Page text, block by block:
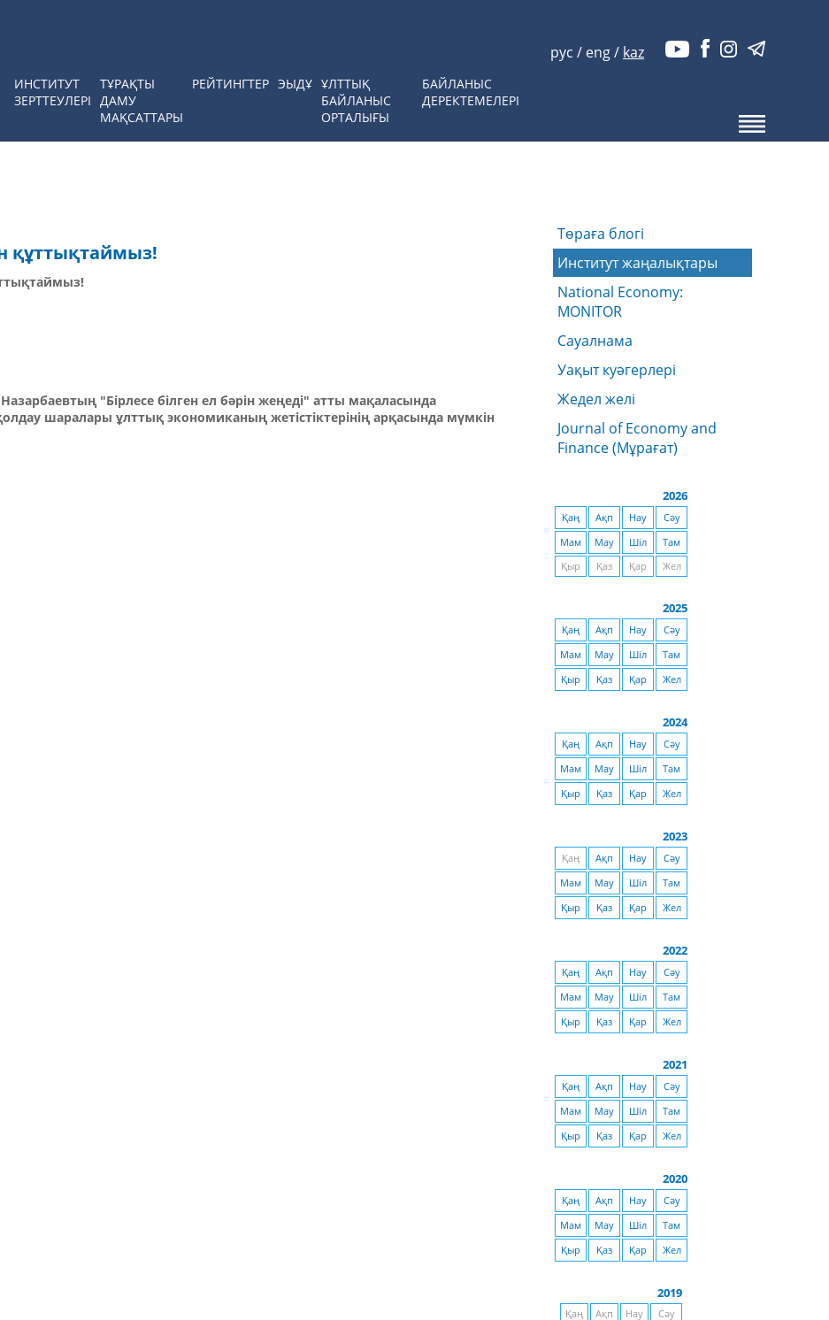
ИНСТИТУТ
ЗЕРТТЕУЛЕРІ
ТҰРАҚТЫ
ДАМУ
МАҚСАТТАРЫ
РЕЙТИНГТЕР ЭЫДҰ ҰЛТТЫҚ
БАЙЛАНЫС
ОРТАЛЫҒЫ
БАЙЛАНЫС
ДЕРЕКТЕМЕЛЕРІ
рус / eng/ kaz
құттықтаймыз!
"Бірлесе білген ел бәрін жеңеді" атты мақаласында
шаралары ұлттық экономиканың жетістіктерінің арқасында мүмкін
Төраға блогі
Институт жаңалықтары
National Economy:
MONITOR
Сауалнама
Уақыт куәгерлері
Жедел желі
Journal of Economy and
Finance (Мұрағат)
2026
Қаң Ақп Нау
Сәу
Мам
Мау Шіл
Там
Қыр
Қаз Қар Жел
2025
Қаң Ақп Нау
Сәу
Мам
Мау Шіл
Там
Қыр
Қаз Қар Жел
2024
Қаң Ақп Нау
Сәу
Мам
Мау Шіл
Там
Қыр
Қаз Қар Жел
2023
Қаң Ақп Нау
Сәу
Мам
Мау Шіл
Там
Қыр
Қаз Қар Жел
2022
Қаң Ақп Нау
Сәу
Мам
Мау Шіл
Там
Қыр
Қаз Қар Жел
2021
Қаң Ақп Нау
Сәу
Мам
Мау Шіл
Там
Қыр
Қаз Қар Жел
2020
Қаң Ақп Нау
Сәу
Мам
Мау Шіл
Там
Қыр
Қаз Қар Жел
2019
Қаң Ақп Нау
Сәу